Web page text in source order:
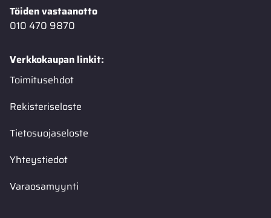
Töiden vastaanotto
010 470 9870
Verkkokaupan linkit:
Toimitusehdot
Rekisteriseloste
Tietosuojaseloste
Yhteystiedot
Varaosamyynti